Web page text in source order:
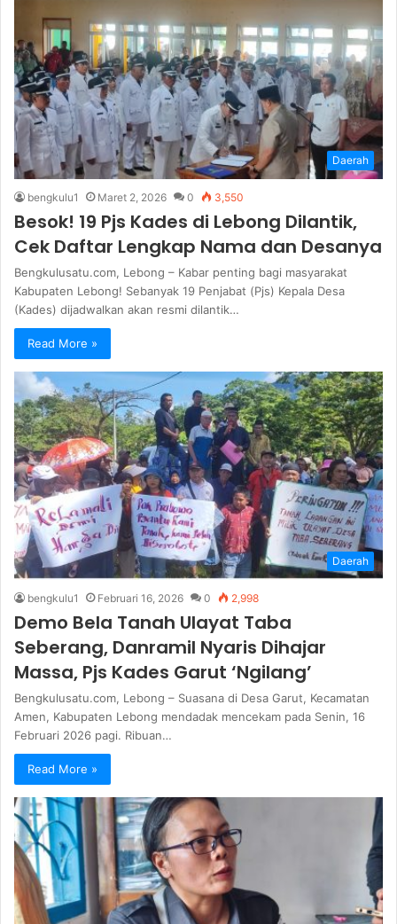
Daerah
bengkulu1 Maret 2, 2026 0 3,550
Besok! 19 Pjs Kades di Lebong Dilantik,
Cek Daftar Lengkap Nama dan Desanya
Bengkulusatu.com, Lebong – Kabar penting bagi masyarakat
Kabupaten Lebong! Sebanyak 19 Penjabat (Pjs) Kepala Desa
(Kades) dijadwalkan akan resmi dilantik…
Read More »
Daerah
bengkulu1 Februari 16, 2026 0 2,998
Demo Bela Tanah Ulayat Taba
Seberang, Danramil Nyaris Dihajar
Massa, Pjs Kades Garut ‘Ngilang’
Bengkulusatu.com, Lebong – Suasana di Desa Garut, Kecamatan
Amen, Kabupaten Lebong mendadak mencekam pada Senin, 16
Februari 2026 pagi. Ribuan…
Read More »